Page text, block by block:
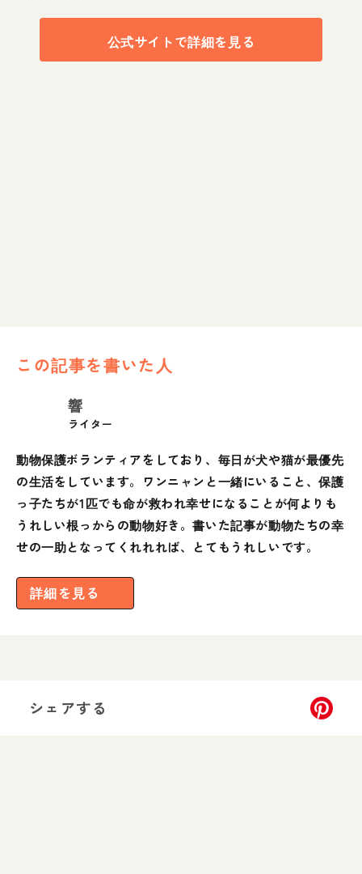
公式サイトで詳細を見る
この記事を書いた人
響
ライター
動物保護ボランティアをしており、毎日が犬や猫が最優先
の生活をしています。ワンニャンと一緒にいること、保護
っ子たちが1匹でも命が救われ幸せになることが何よりも
うれしい根っからの動物好き。書いた記事が動物たちの幸
せの一助となってくれれれば、とてもうれしいです。
詳細を見る
シェアする